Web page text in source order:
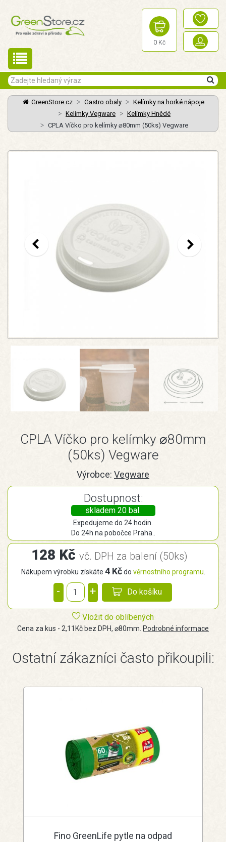
0 Kč
GreenStore.cz Gastro obaly
Kelímky na horké nápoje
Kelímky Vegware
Kelímky Hnědé
CPLA Víčko pro kelímky ⌀80mm (50ks) Vegware
CPLA Víčko pro kelímky ⌀80mm
(50ks) Vegware
Výrobce: Vegware
Dostupnost:
skladem 20 bal.
Expedujeme do 24 hodin.
Do 24h na pobočce Praha..
128 Kč vč. DPH za balení (50ks)
Nákupem výrobku získáte 4 Kčdo věrnostního programu
- + Do košíku
Vložit do oblíbených
Cena za kus - 2,11Kč bez DPH, ⌀80mm. Podrobné informace
Ostatní zákazníci často přikoupili:
Fino GreenLife pytle na odpad